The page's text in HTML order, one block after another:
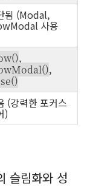
됨 (Modal,
사용
,
,
(강력한 포커스
)
슬림화와 성